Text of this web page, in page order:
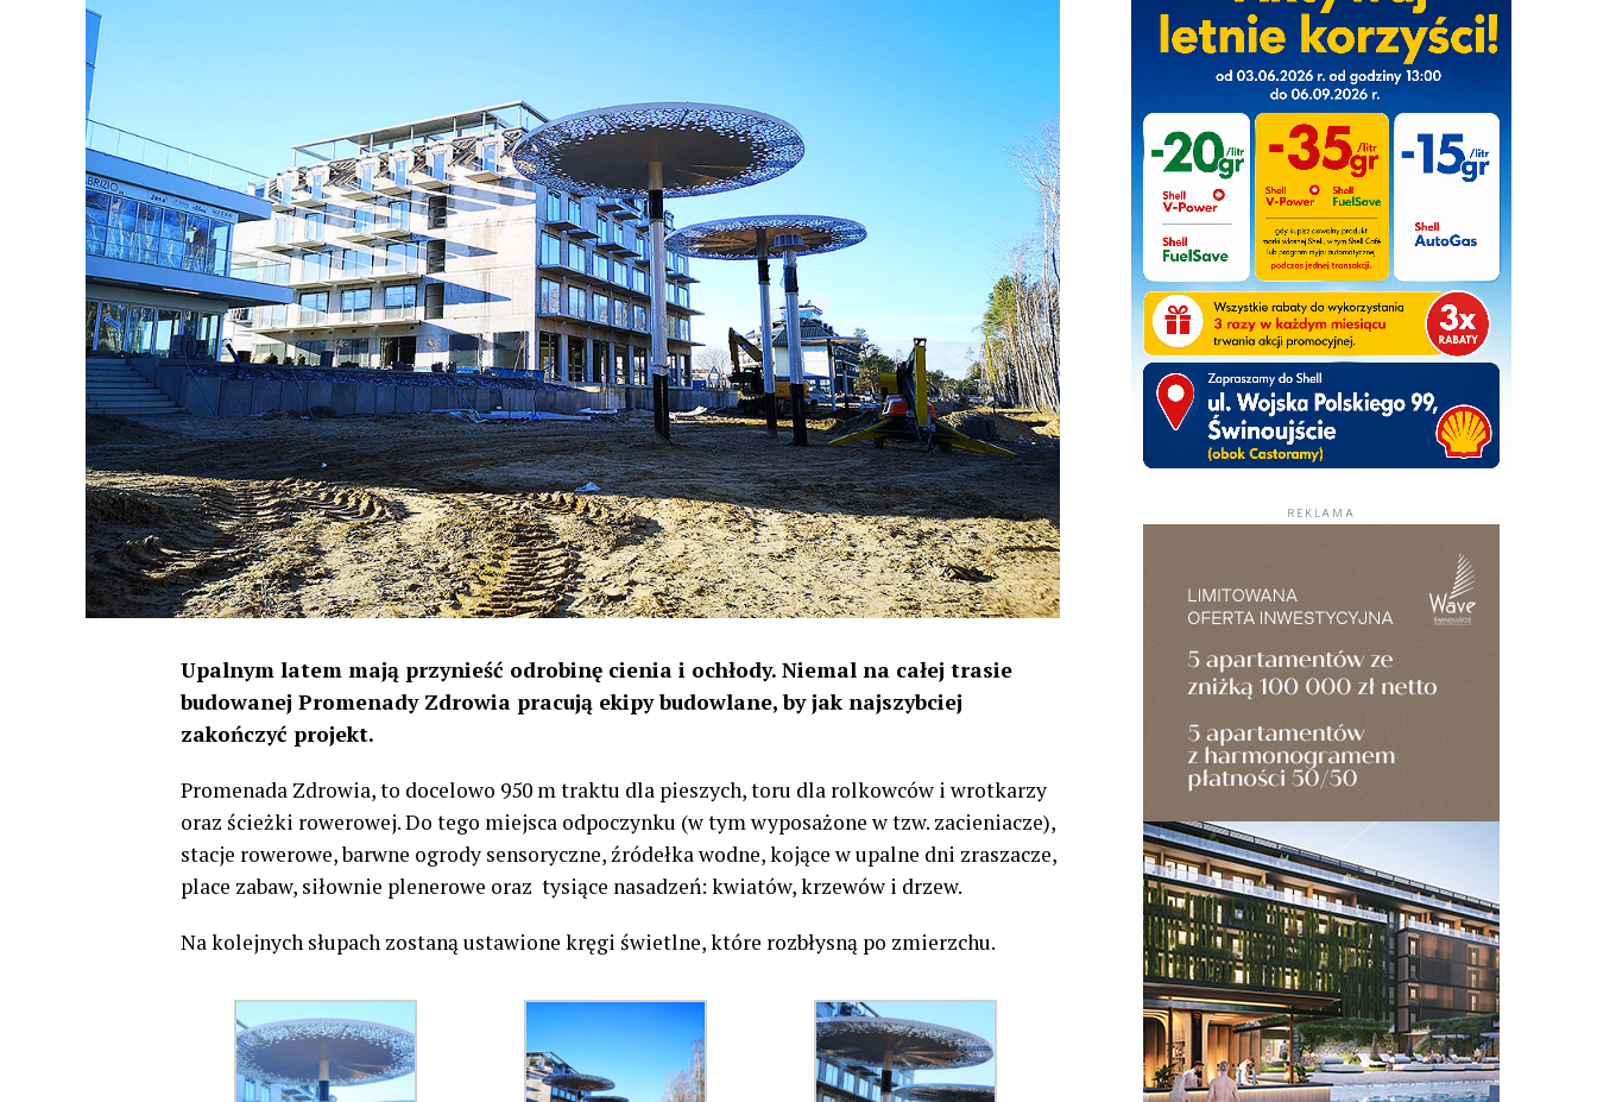
Upalnym latem mają przynieść odrobinę cienia i ochłody. Niemal na całej trasie
budowanej Promenady Zdrowia pracują ekipy budowlane, by jak najszybciej
zakończyć projekt.
Promenada Zdrowia, to docelowo 950 m traktu dla pieszych, toru dla rolkowców i wrotkarzy
oraz ścieżki rowerowej. Do tego miejsca odpoczynku (w tym wyposażone w tzw. zacieniacze),
stacje rowerowe, barwne ogrody sensoryczne, źródełka wodne, kojące w upalne dni zraszacze,
place zabaw, siłownie plenerowe oraz tysiące nasadzeń: kwiatów, krzewów i drzew.
Na kolejnych słupach zostaną ustawione kręgi świetlne, które rozbłysną po zmierzchu.
REKLAMA